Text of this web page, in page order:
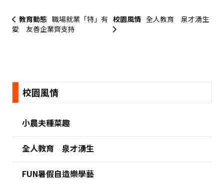
教育動態 職場就業「特」有
愛 友善企業齊支持
校園風情 全人教育 泉才湧生
校園風情
小農夫種菜趣
全人教育 泉才湧生
FUN暑假自造樂學藝